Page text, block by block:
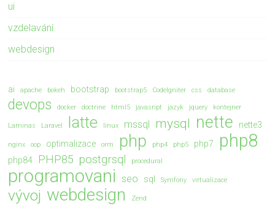
ui
vzdelavání
webdesign
ai apache bokeh bootstrap bootstrap5 CodeIgniter css database
devops docker doctrine html5 javasript jazyk jquery kontejner
Laminas Laravel latte linux mssql mysql nette nette3
nginx oop optimalizace orm php php4 php5 php7 php8
php84 PHP85 postgrsql procedural
programovani seo sql Symfony virtualizace
vývoj webdesign Zend